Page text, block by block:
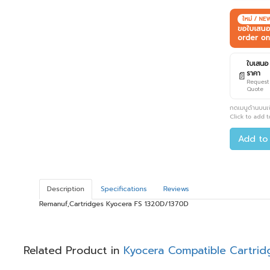
ใหม่ /
ขอใบเส
order
📄
ใบเสนอ
ราคา
Request
Quote
กดเมนูด้านบน
Click to add
Add
Description Specifications
Reviews
Remanuf,Cartridges Kyocera FS 1320D/1370D
Related Product in Kyocera Compatible